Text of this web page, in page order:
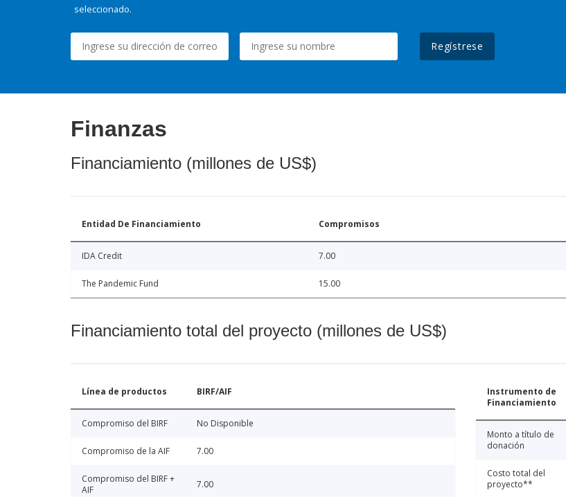
seleccionado.
Regístrese
Finanzas
Financiamiento (millones de US$)
Entidad De Financiamiento Compromisos
IDA Credit 7.00
The Pandemic Fund 15.00
Financiamiento total del proyecto (millones de US$)
Línea de productos BIRF/AIF
Compromiso del BIRF No Disponible
Compromiso de la AIF 7.00
Compromiso del BIRF +
AIF
7.00
Instrumento de
Financiamiento
Monto a título de
donación
Costo total del
proyecto**